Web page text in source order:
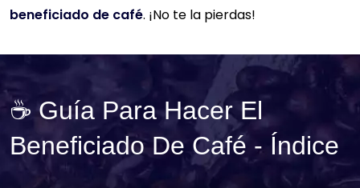
beneficiado de café. ¡No te la pierdas!
☕ Guía Para Hacer El
Beneficiado De Café - Índice